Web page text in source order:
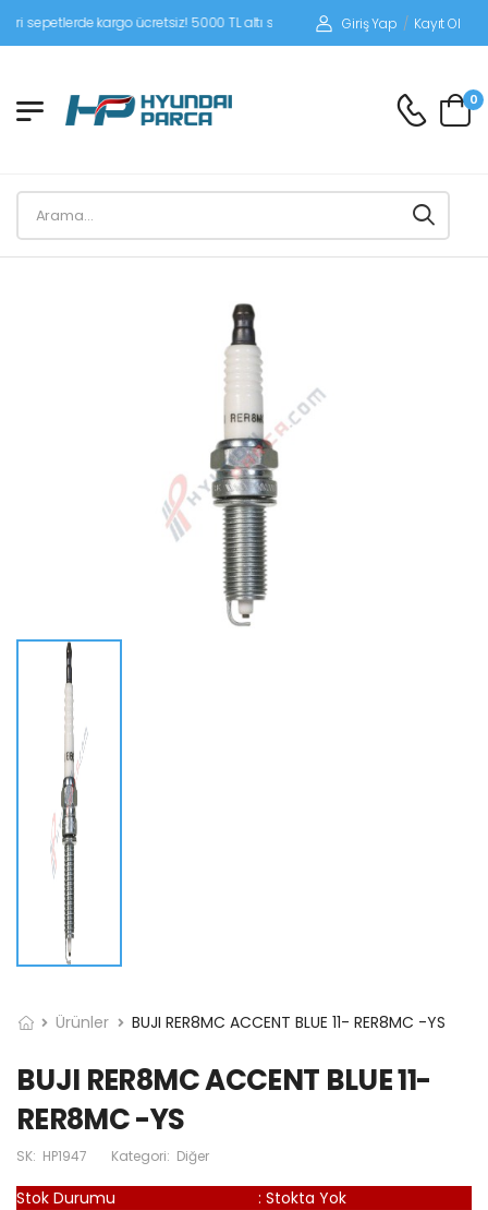
kargo ücretsiz! 5000 TL altı siparişlerinizde siparişleriniz alıcı
Giriş Yap / Kayıt Ol
0
Ürünler BUJI RER8MC ACCENT BLUE 11- RER8MC -YS
BUJI RER8MC ACCENT BLUE 11-
RER8MC -YS
SK: HP1947 Kategori: Diğer
Stok Durumu : Stokta Yok